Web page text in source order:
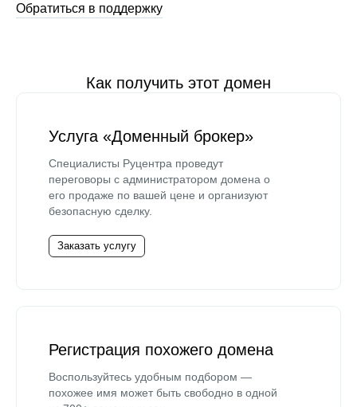
Обратиться в поддержку
Как получить этот домен
Услуга «Доменный брокер»
Специалисты Руцентра проведут
переговоры с администратором домена о
его продаже по вашей цене и организуют
безопасную сделку.
Заказать услугу
Регистрация похожего домена
Воспользуйтесь удобным подбором —
похожее имя может быть свободно в одной